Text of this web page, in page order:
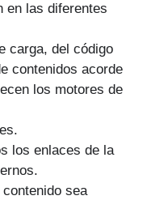
en las diferentes
carga, del código
contenidos acorde
los motores de
los enlaces de la
sea